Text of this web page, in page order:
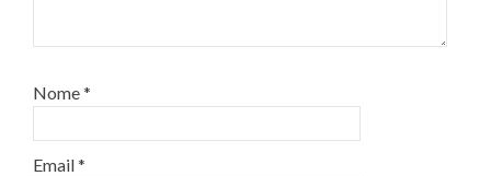
Nome*
Email*